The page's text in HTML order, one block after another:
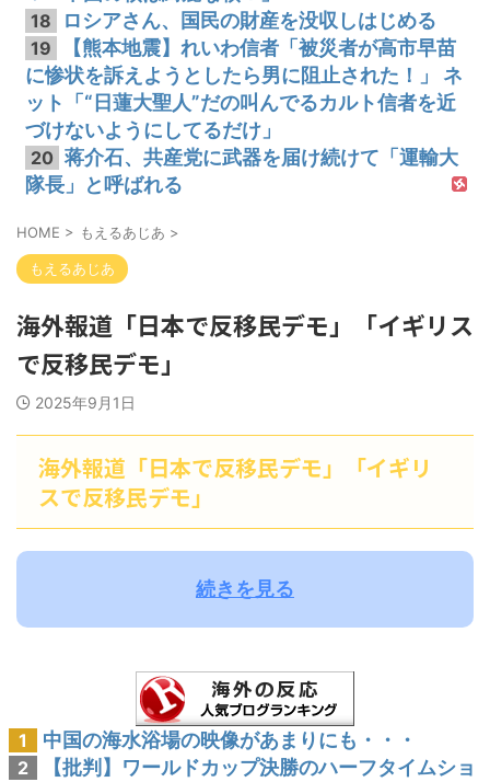
18 ロシアさん、国民の財産を没収しはじめる
19
【熊本地震】れいわ信者「被災者が高市早苗
に惨状を訴えようとしたら男に阻止された！」 ネ
ット「“日蓮大聖人”だの叫んでるカルト信者を近
づけないようにしてるだけ」
20 蒋介石、共産党に武器を届け続けて「運輸大
隊長」と呼ばれる
HOME > もえるあじあ >
もえるあじあ
海外報道「日本で反移民デモ」「イギリス
で反移民デモ」
2025年9月1日
海外報道「日本で反移民デモ」「イギリ
スで反移民デモ」
続きを見る
1 中国の海水浴場の映像があまりにも・・・
2
【批判】ワールドカップ決勝のハーフタイムショ